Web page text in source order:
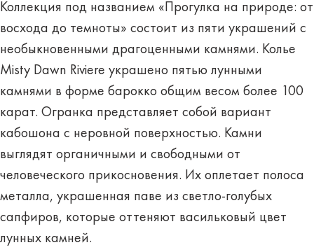
Коллекция под названием «Прогулка на природе: от
восхода до темноты» состоит из пяти украшений с
необыкновенными драгоценными камнями. Колье
Misty Dawn Riviere украшено пятью лунными
камнями в форме барокко общим весом более 100
карат. Огранка представляет собой вариант
кабошона с неровной поверхностью. Камни
выглядят органичными и свободными от
человеческого прикосновения. Их оплетает полоса
металла, украшенная паве из светло-голубых
сапфиров, которые оттеняют васильковый цвет
лунных камней.